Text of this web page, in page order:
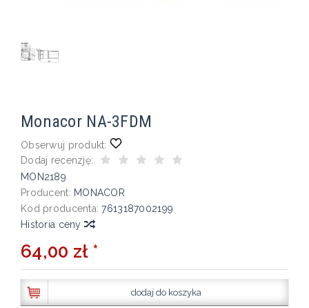
Monacor NA-3FDM
Obserwuj produkt:
Dodaj recenzję:
MON2189
Producent: MONACOR
Kod producenta: 7613187002199
Historia ceny
64,00 zł *
dodaj do koszyka